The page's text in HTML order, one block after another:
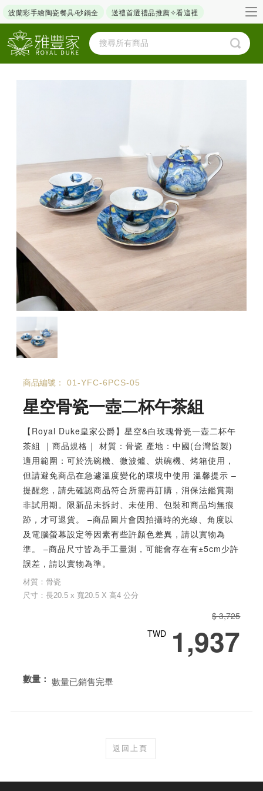
波蘭彩手繪陶瓷餐具/砂鍋全 送禮首選禮品推薦✧看這裡
商品編號： 01-YFC-6PCS-05
星空骨瓷一壺二杯午茶組
【Royal Duke皇家公爵】星空&白玫瑰骨瓷一壺二杯午
茶組 ｜商品規格｜ 材質：骨瓷 產地：中國(台灣監製)
適用範圍：可於洗碗機、微波爐、烘碗機、烤箱使用，
但請避免商品在急遽溫度變化的環境中使用 溫馨提示 –
提醒您，請先確認商品符合所需再訂購，消保法鑑賞期
非試用期。限新品未拆封、未使用、包裝和商品均無痕
跡，才可退貨。 –商品圖片會因拍攝時的光線、角度以
及電腦螢幕設定等因素有些許顏色差異，請以實物為
準。 –商品尺寸皆為手工量測，可能會存在有±5cm少許
誤差，請以實物為準。
材質：骨瓷
尺寸：長20.5 x 寬20.5 X 高4 公分
$ 3,725
TWD 1,937
數量： 數量已銷售完畢
返回上頁